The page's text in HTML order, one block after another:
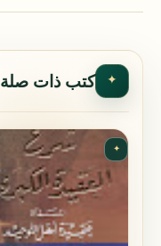
✦ كتب ذات صلة
✦